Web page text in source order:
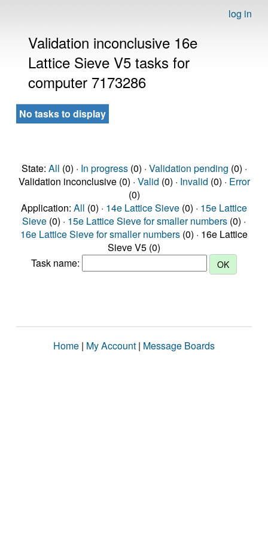
log in
Validation inconclusive 16e
Lattice Sieve V5 tasks for
computer 7173286
No tasks to display
State: All (0) · In progress(0) · Validation pending (0) ·
Validation inconclusive (0) · Valid (0) · Invalid (0) · Error
(0)
Application: All (0) · 14e Lattice Sieve (0) · 15e Lattice
Sieve (0) · 15e Lattice Sieve for smaller numbers (0) ·
16e Lattice Sieve for smaller numbers (0) · 16e Lattice
Sieve V5 (0)
Task name:
Home | My Account | Message Boards